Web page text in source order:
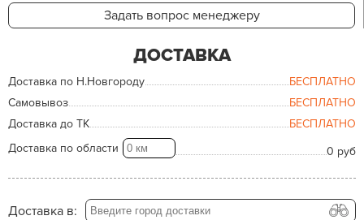
Задать вопрос менеджеру
ДОСТАВКА
Доставка по Н.Новгороду
БЕСПЛАТНО
Самовывоз
БЕСПЛАТНО
Доставка до ТК
БЕСПЛАТНО
Доставка по области
0 руб
Доставка в: